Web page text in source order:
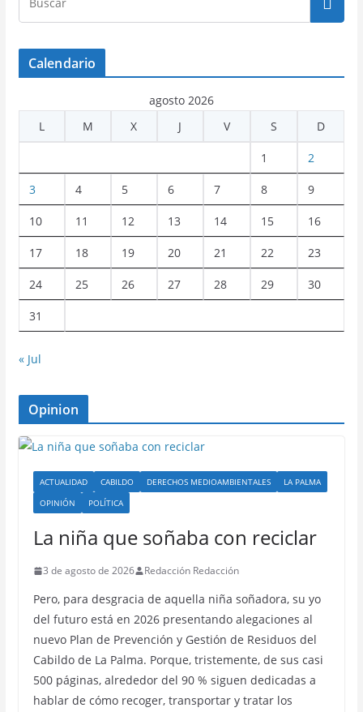
Calendario
agosto 2026
L
M X J V S D
1 2
3 4 5 6 7 8 9
10 11 12 13 14 15 16
17 18 19 20 21 22 23
24 25 26 27 28 29 30
31
« Jul
Opinion
ACTUALIDAD CABILDO DERECHOS MEDIOAMBIENTALES
LA PALMA
OPINIÓN
POLÍTICA
La niña que soñaba con reciclar
3 de agosto de 2026 Redacción Redacción
Pero, para desgracia de aquella niña soñadora, su yo
del futuro está en 2026 presentando alegaciones al
nuevo Plan de Prevención y Gestión de Residuos del
Cabildo de La Palma. Porque, tristemente, de sus casi
500 páginas, alrededor del 90 % siguen dedicadas a
hablar de cómo recoger, transportar y tratar los